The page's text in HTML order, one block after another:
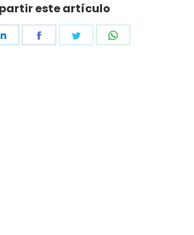
este artículo
Share
Share
Share